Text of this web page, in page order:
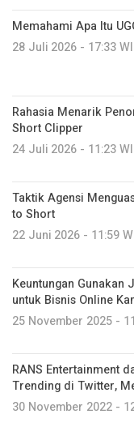
Memahami Apa Itu
28 Juli 2026 - 17:33
Rahasia Menarik
Short Clipper
24 Juli 2026 - 11:23
Taktik Agensi
to Short
22 Juni 2026 - 11:59
Keuntungan Gunakan
untuk Bisnis Online
25 November 2025 -
RANS Entertainment
Trending di Twitter,
30 November 2022 -